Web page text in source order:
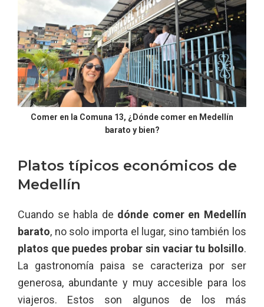
Comer en la Comuna 13, ¿Dónde comer en Medellín
barato y bien?
Platos típicos económicos de
Medellín
Cuando se habla de dónde comer en Medellín
barato, no solo importa el lugar, sino también los
platos que puedes probar sin vaciar tu bolsillo.
La gastronomía paisa se caracteriza por ser
generosa, abundante y muy accesible para los
viajeros. Estos son algunos de los más